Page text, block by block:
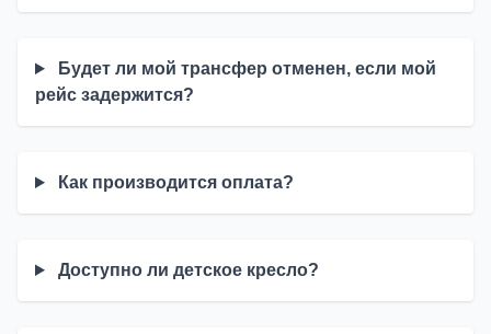
Будет ли мой трансфер отменен, если мой
рейс задержится?
Как производится оплата?
Доступно ли детское кресло?